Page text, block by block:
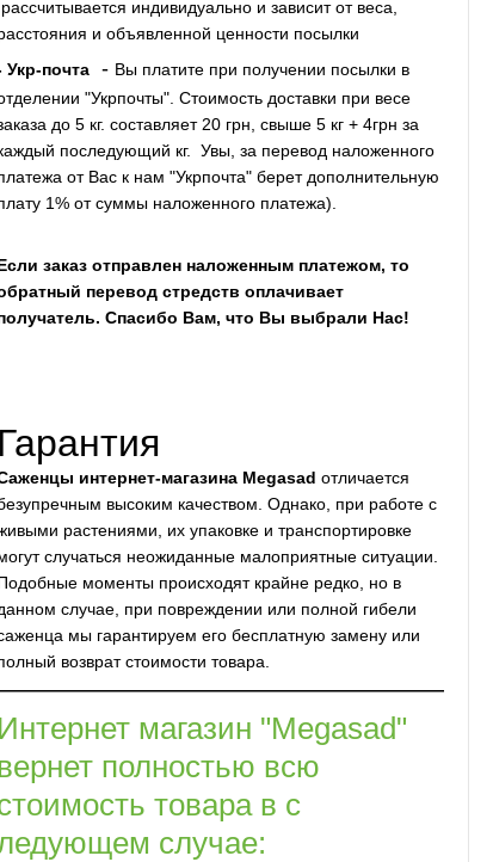
рассчитывается индивидуально и зависит от веса,
и объявленной ценности посылки
Укр-почта- Вы платите при получении посылки в
"Укрпочты". Стоимость доставки при весе
до 5 кг. составляет 20 грн, свыше 5 кг + 4грн за
последующий кг. Увы, за перевод наложенного
от Вас к нам "Укрпочта" берет дополнительную
1% от суммы наложенного платежа).
заказ отправлен наложенным платежом, то
перевод стредств оплачивает
Спасибо Вам, что Вы выбрали Нас!
Гарантия
интернет-магазина Megasad отличается
высоким качеством. Однако, при работе с
растениями, их упаковке и транспортировке
случаться неожиданные малоприятные ситуации.
моменты происходят крайне редко, но в
случае, при повреждении или полной гибели
мы гарантируем его бесплатную замену или
возврат стоимости товара.
Интернет магазин "Megasad"
полностью всю
товара в с
случае: